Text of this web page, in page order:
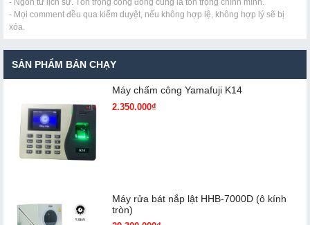
- Ngôn từ lịch sự. Tôn trọng cộng đồng cũng là tôn trọng chính mình.
- Mọi comment đều qua kiểm duyệt, nếu không hợp lệ, không hợp lý sẽ bị
xóa.
SẢN PHẨM BÁN CHẠY
Máy chấm cô​ng Yamafuji K14
2.350.000₫
Máy rửa bát nắp lật HHB-7000D (ô kính
tròn)